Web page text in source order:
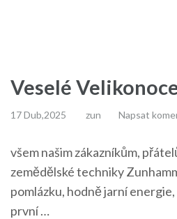
Veselé
17 Dub,2025 zun Napsat
všem našim zákazníkům,
zemědělské techniky
pomlázku, hodně jarní
první …